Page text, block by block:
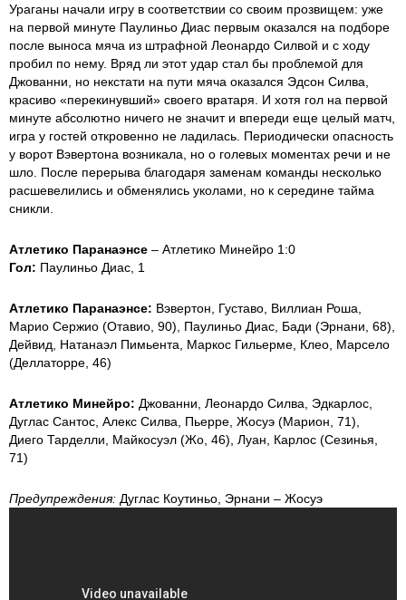
Ураганы начали игру в соответствии со своим прозвищем: уже
на первой минуте Паулиньо Диас первым оказался на подборе
после выноса мяча из штрафной Леонардо Силвой и с ходу
пробил по нему. Вряд ли этот удар стал бы проблемой для
Джованни, но некстати на пути мяча оказался Эдсон Силва,
красиво «перекинувший» своего вратаря. И хотя гол на первой
минуте абсолютно ничего не значит и впереди еще целый матч,
игра у гостей откровенно не ладилась. Периодически опасность
у ворот Вэвертона возникала, но о голевых моментах речи и не
шло. После перерыва благодаря заменам команды несколько
расшевелились и обменялись уколами, но к середине тайма
сникли.
Атлетико Паранаэнсе – Атлетико Минейро 1:0
Гол: Паулиньо Диас, 1
Атлетико Паранаэнсе: Вэвертон, Густаво, Виллиан Роша,
Марио Сержио (Отавио, 90), Паулиньо Диас, Бади (Эрнани, 68),
Дейвид, Натанаэл Пимьента, Маркос Гильерме, Клео, Марсело
(Деллаторре, 46)
Атлетико Минейро: Джованни, Леонардо Силва, Эдкарлос,
Дуглас Сантос, Алекс Силва, Пьерре, Жосуэ (Марион, 71),
Диего Тарделли, Майкосуэл (Жо, 46), Луан, Карлос (Сезинья,
71)
Предупреждения: Дуглас Коутиньо, Эрнани – Жосуэ